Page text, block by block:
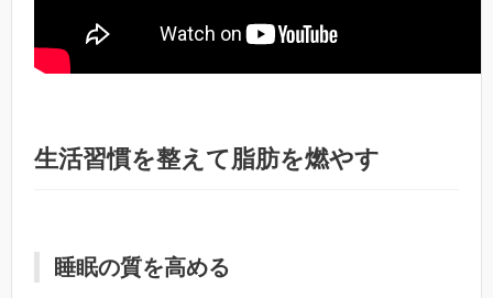
生活習慣を整えて脂肪を燃やす
睡眠の質を高める